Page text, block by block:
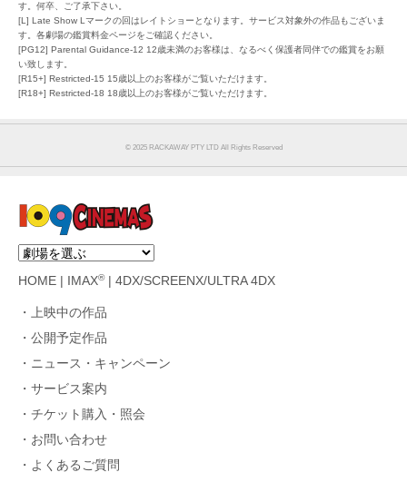
す。何卒、ご了承下さい。
[L] Late Show Lマークの回はレイトショーとなります。サービス対象外の作品もございま
す。各劇場の鑑賞料金ページをご確認ください。
[PG12] Parental Guidance-12 12歳未満のお客様は、なるべく保護者同伴での鑑賞をお願
い致します。
[R15+] Restricted-15 15歳以上のお客様がご覧いただけます。
[R18+] Restricted-18 18歳以上のお客様がご覧いただけます。
©︎ 2025 RACKAWAY PTY LTD All Rights Reserved
HOME IMAX®| 4DX/SCREENX/ULTRA 4DX
上映中の作品
公開予定作品
ニュース・キャンペーン
サービス案内
チケット購入・照会
お問い合わせ
よくあるご質問